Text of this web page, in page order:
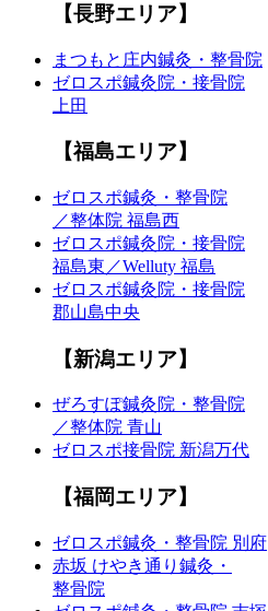
【長野エリア】
まつもと庄内鍼灸・整骨院
ゼロスポ鍼灸院・接骨院
上田
【福島エリア】
ゼロスポ鍼灸・整骨院
／整体院 福島西
ゼロスポ鍼灸院・接骨院
福島東／Welluty 福島
ゼロスポ鍼灸院・接骨院
郡山島中央
【新潟エリア】
ぜろすぽ鍼灸院・整骨院
／整体院 青山
ゼロスポ接骨院 新潟万代
【福岡エリア】
ゼロスポ鍼灸・整骨院 別府
赤坂 けやき通り鍼灸・
整骨院